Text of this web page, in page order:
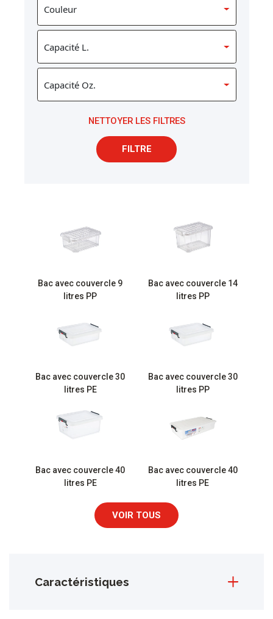
NETTOYER LES FILTRES
FILTRE
Bac avec couvercle 9
litres PP
Bac avec couvercle 14
litres PP
Bac avec couvercle 30
litres PE
Bac avec couvercle 30
litres PP
Bac avec couvercle 40
litres PE
Bac avec couvercle 40
litres PE
VOIR TOUS
Caractéristiques